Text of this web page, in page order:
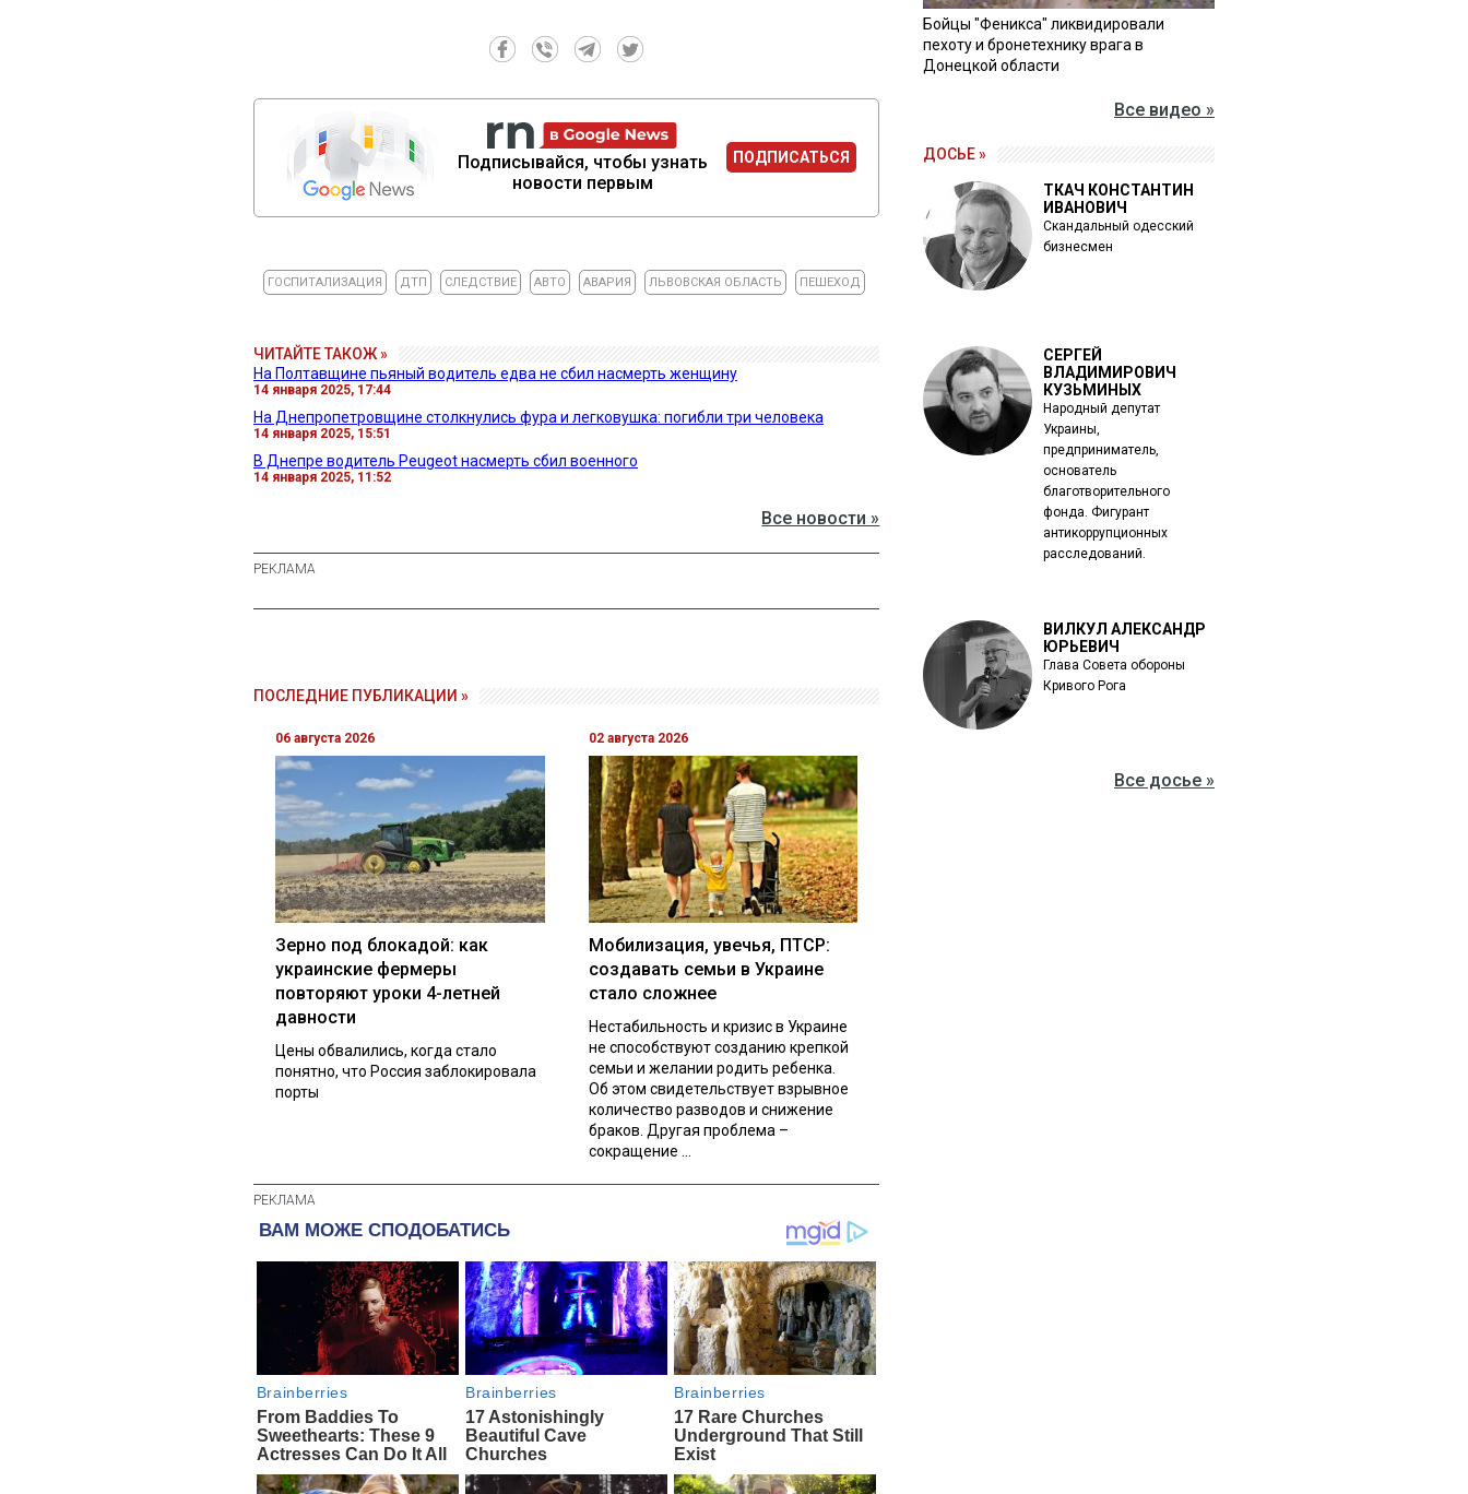
Подписывайся, чтобы узнать
новости первым
ПОДПИСАТЬСЯ
ГОСПИТАЛИЗАЦИЯ ДТП СЛЕДСТВИЕ АВТО АВАРИЯ ЛЬВОВСКАЯ ОБЛАСТЬ ПЕШЕХОД
ЧИТАЙТЕ ТАКОЖ »
На Полтавщине пьяный водитель едва не сбил насмерть женщину
14 января 2025, 17:44
На Днепропетровщине столкнулись фура и легковушка: погибли три человека
14 января 2025, 15:51
В Днепре водитель Peugeot насмерть сбил военного
14 января 2025, 11:52
Все новости »
ПОСЛЕДНИЕ ПУБЛИКАЦИИ »
06 августа 2026
Зерно под блокадой: как
украинские фермеры
повторяют уроки 4-летней
давности
Цены обвалились, когда стало
понятно, что Россия заблокировала
порты
02 августа 2026
Мобилизация, увечья, ПТСР:
создавать семьи в Украине
стало сложнее
Нестабильность и кризис в Украине
не способствуют созданию крепкой
семьи и желании родить ребенка.
Об этом свидетельствует взрывное
количество разводов и снижение
браков. Другая проблема –
сокращение ...
Бойцы "Феникса" ликвидировали
пехоту и бронетехнику врага в
Донецкой области
Все видео »
ДОСЬЕ »
ТКАЧ КОНСТАНТИН
ИВАНОВИЧ
Скандальный одесский
бизнесмен
СЕРГЕЙ
ВЛАДИМИРОВИЧ
КУЗЬМИНЫХ
Народный депутат
Украины,
предприниматель,
основатель
благотворительного
фонда. Фигурант
антикоррупционных
расследований.
ВИЛКУЛ АЛЕКСАНДР
ЮРЬЕВИЧ
Глава Совета обороны
Кривого Рога
Все досье »